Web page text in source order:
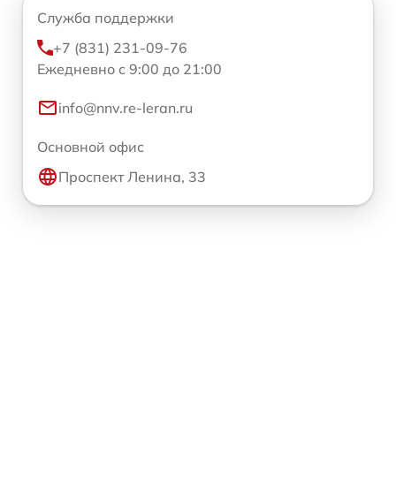
Служба поддержки
+7 (831) 231-09-76
Ежедневно с 9:00 до 21:00
info@nnv.re-leran.ru
Основной офис
Проспект Ленина, 33